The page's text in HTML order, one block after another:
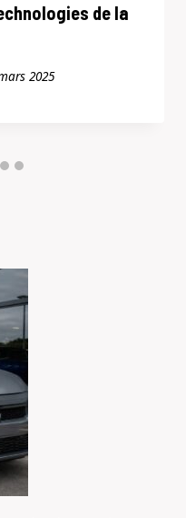
de la
2025